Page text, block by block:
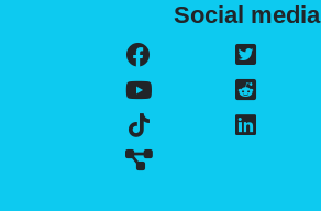
Social media